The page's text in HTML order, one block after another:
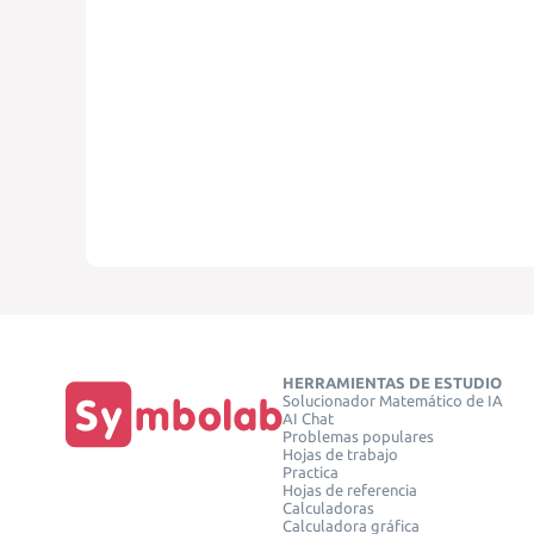
HERRAMIENTAS DE ESTUDIO
Solucionador Matemático de IA
AI Chat
Problemas populares
Hojas de trabajo
Practica
Hojas de referencia
Calculadoras
Calculadora gráfica